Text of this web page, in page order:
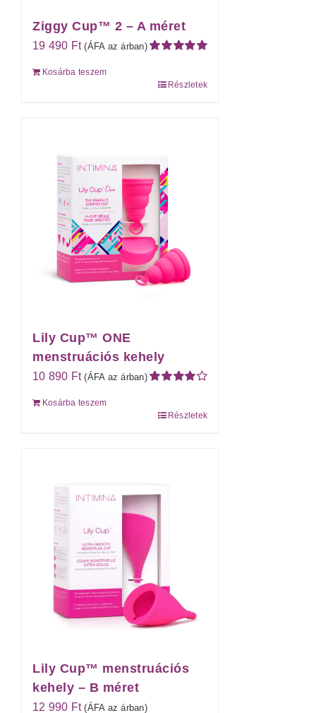
Ziggy Cup™ 2 – A méret
19 490 Ft (ÁFA az árban)
Kosárba teszem
Részletek
Lily Cup™ ONE
menstruációs kehely
10 890 Ft (ÁFA az árban)
Kosárba teszem
Részletek
Lily Cup™ menstruációs
kehely – B méret
12 990 Ft (ÁFA az árban)